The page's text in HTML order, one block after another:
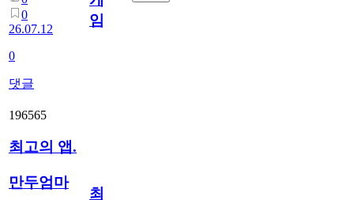
0
26.07.12
0
댓글
임?
196565
최고의 앱.
만두엄마
최